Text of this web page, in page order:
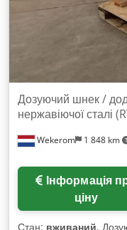
Wekerom 1 848 km
Дозуючий шнек /
нержавіючої сталі
ціну
Стан: вживаний,